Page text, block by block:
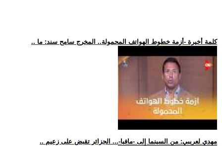
.. كلمة أخيرة -أزمة خطوط الهواتف المحمولة.. المخرج سامح سند: ما
.. مهدي لعريبي: من السينما إلى -مافيا-... الجزائر تقبض على زعيم